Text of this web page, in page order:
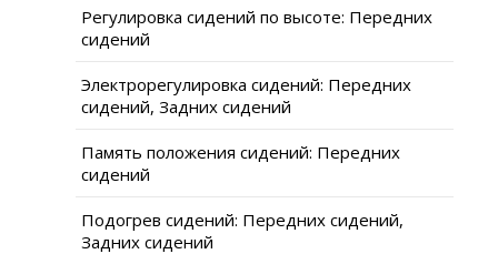
Регулировка сидений по высоте: Передних
сидений
Электрорегулировка сидений: Передних
сидений, Задних сидений
Память положения сидений: Передних
сидений
Подогрев сидений: Передних сидений,
Задних сидений